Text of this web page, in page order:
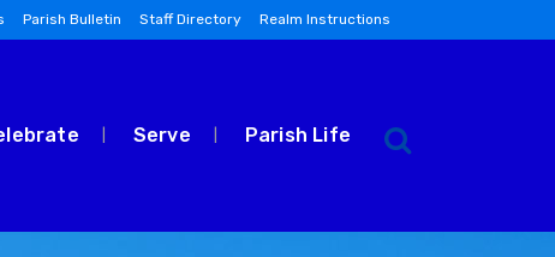
Parish Bulletin Staff Directory Realm Instructions
Serve Parish Life